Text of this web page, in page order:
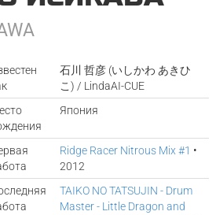
石川 哲彦 (いしかわ あきひ
こ) / LindaAI-CUE
Япония
Ridge Racer Nitrous Mix #1 •
2012
TAIKO NO TATSUJIN - Drum
Master - Little Dragon and